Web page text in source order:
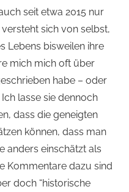
seit etwa 2015 nur
sich von selbst,
Lebens bisweilen ihre
mich mich oft über
habe – oder
lasse sie dennoch
dass die geneigten
können, dass man
anders einschätzt als
Kommentare dazu sind
doch “historische